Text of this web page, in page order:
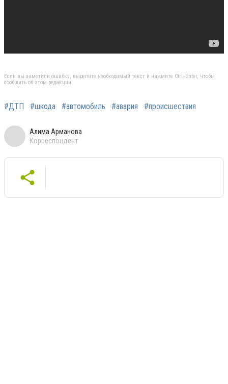
Если вы заметили ошибку, выделите необходимый текст и нажмите Ctrl+Enter, чтобы
сообщить об этом редакции
#ДТП #шкода #автомобиль #авария #происшествия
Алима Арманова
Корреспондент